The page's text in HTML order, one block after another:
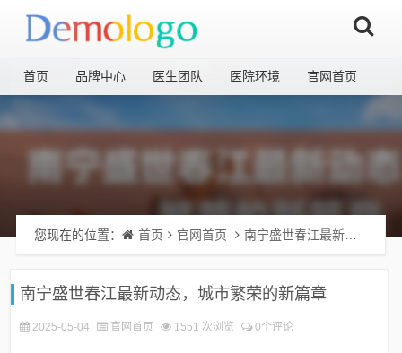
首页 品牌中心 医生团队 医院环境 官网首页
您现在的位置： 首页 官网首页 南宁盛世春江最新动态，城市繁荣的新篇章
南宁盛世春江最新动态，城市繁荣的新篇章
2025-05-04 官网首页 1551 次浏览 0个评论